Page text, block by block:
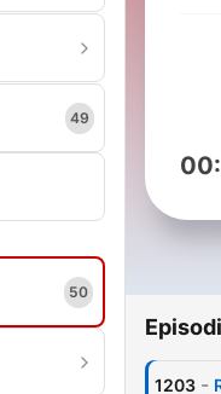
49
50
1203 -